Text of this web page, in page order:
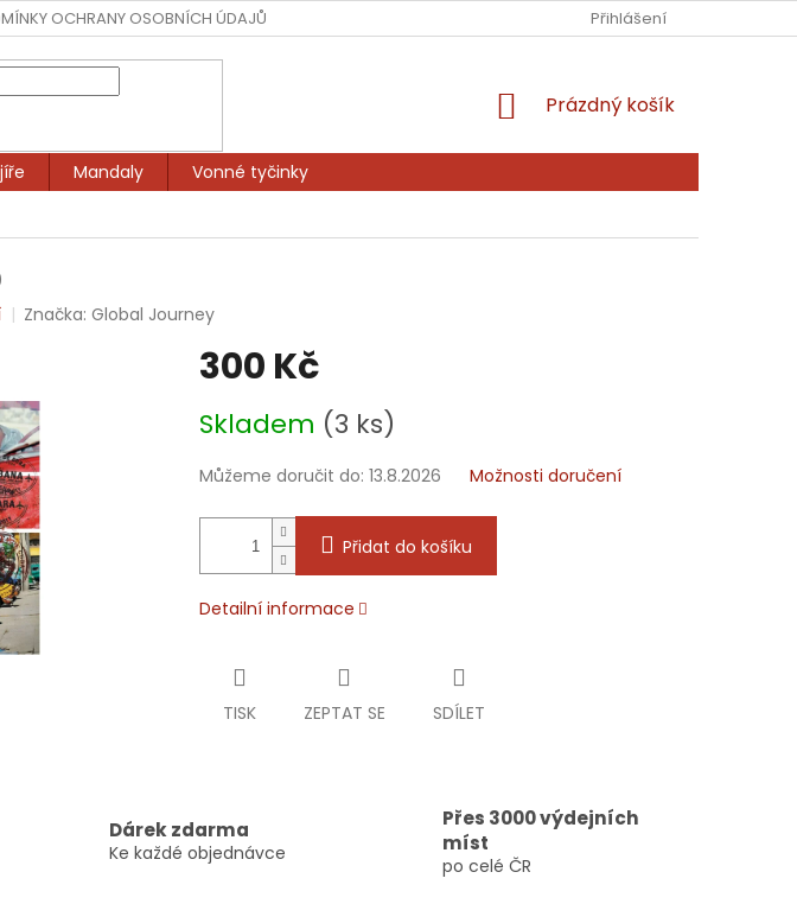
OCHRANY OSOBNÍCH ÚDAJŮ PRODÁVANÉ ZNAČKY NAPIŠTE NÁM
Přihlášení
NÁKUPNÍ
Prázdný košík
Mandaly
Vonné tyčinky
Značka:Global Journey
300 Kč
cena:
Skladem (3 ks)
Můžeme doručit do: 13.8.2026 Možnosti doručení
Přidat do košíku
Detailní informace
TISK ZEPTAT SE SDÍLET
Dárek zdarma
Ke každé objednávce
Přes 3000 výdejních
míst
po celé ČR